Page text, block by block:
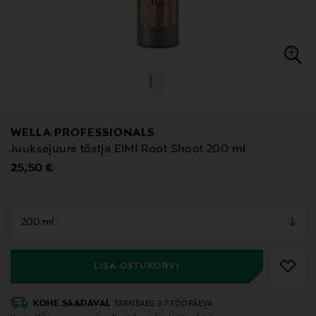
WELLA PROFESSIONALS
Juuksejuure tõstja EIMI Root Shoot 200 ml
Original Price
25,50 €
LISA OSTUKORVI
KOHE SAADAVAL TARNEAEG 2-7 TÖÖPÄEVA